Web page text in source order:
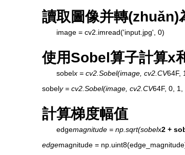
讀取圖像并轉(zhuǎn)
image = cv2.imread('input.jpg', 0)
使用Sobel算子計算x
sobelx = cv2.Sobel(image, cv2.CV64F,
sobely = cv2.Sobel(image, cv2.CV64F, 0, 1,
計算梯度幅值
edgemagnitude = np.sqrt(sobelx2 +
edgemagnitude =